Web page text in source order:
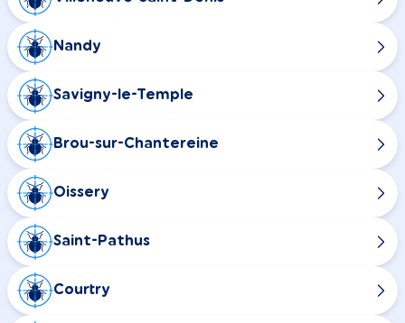
Nandy
Savigny-le-Temple
Brou-sur-Chantereine
Oissery
Saint-Pathus
Courtry